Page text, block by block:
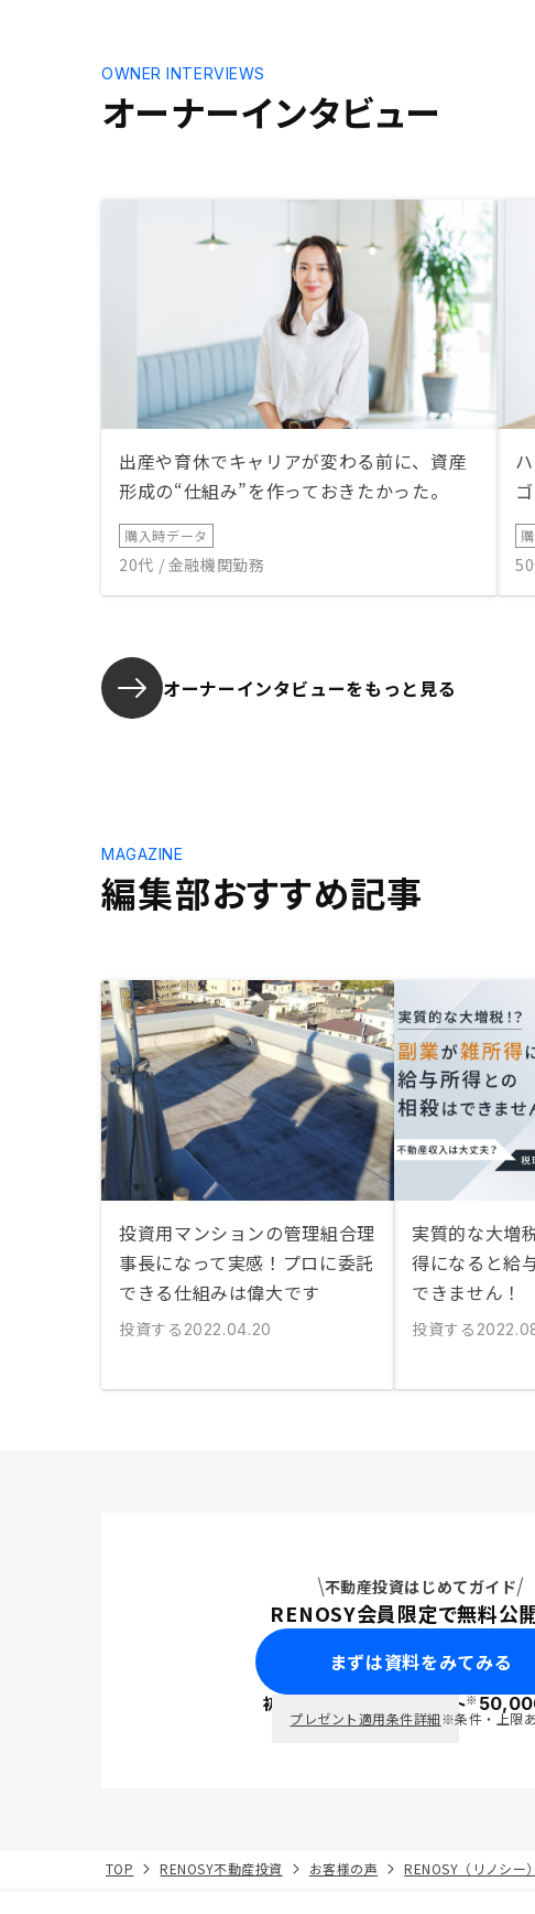
オーナーインタビュー
OWNER INTERVIEWS
出産や育休でキャリアが変わる前に、資産
形成の“仕組み”を作っておきたかった。
購入時データ
20代 / 金融機関勤務
オーナーインタビューをもっと見る
編集部おすすめ記事
MAGAZINE
投資用マンションの管理組合理
事長になって実感！プロに委託
できる仕組みは偉大です
投資する 2022.04.20
実質的な大増
得になると給
できません！
投資する
不動産投資はじめてガイド
RENOSY会員限定で無料公開
まずは資料をみてみる
初回面談で ポイント※
プレゼント適用条件詳細※条件・上限
TOP RENOSY不動産投資 お客様の声 RENOSY（リノシー